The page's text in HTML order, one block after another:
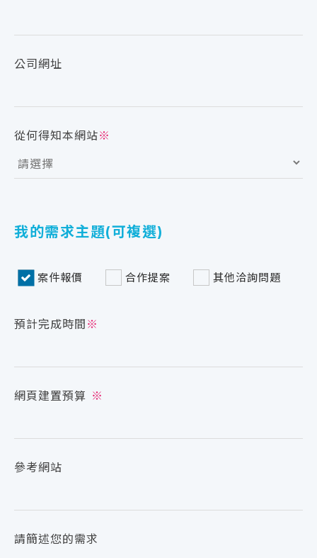
公司網址
從何得知本網站※
我的需求主題(可複選)
案件報價 合作提案 其他洽詢問題
預計完成時間 ※
網頁建置預算 ※
參考網站
請簡述您的需求